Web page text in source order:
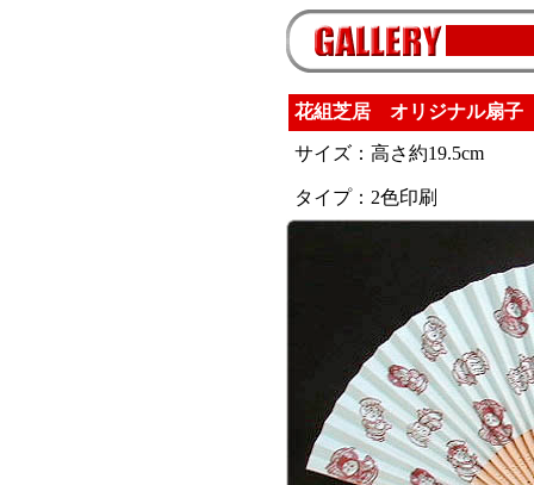
花組芝居 オリジナル扇子
サイズ：高さ約19.5cm
タイプ：2色印刷